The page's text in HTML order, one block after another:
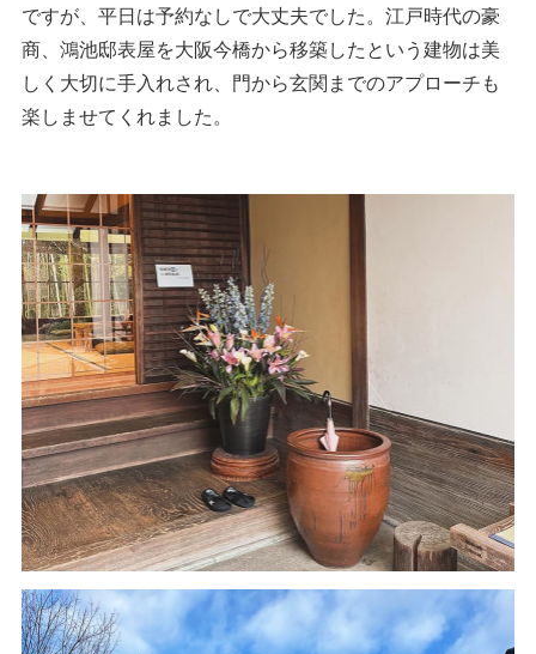
ですが、平日は予約なしで大丈夫でした。江戸時代の豪
商、鴻池邸表屋を大阪今橋から移築したという建物は美
しく大切に手入れされ、門から玄関までのアプローチも
楽しませてくれました。